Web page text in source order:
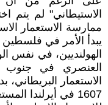
الاستيطاني" لم يتم
ممارسة الاستعمار
الهولنديين، في نفس
العنصري في جنوب
الاستعمار
1607 في أيرلندا